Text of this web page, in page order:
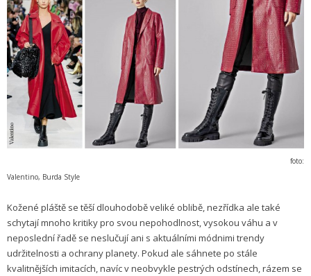
foto:
Valentino, Burda Style
Kožené pláště se těší dlouhodobě veliké oblibě, nezřídka ale také
schytají mnoho kritiky pro svou nepohodlnost, vysokou váhu a v
neposlední řadě se neslučují ani s aktuálními módnimi trendy
udržitelnosti a ochrany planety. Pokud ale sáhnete po stále
kvalitnějších imitacích, navíc v neobvykle pestrých odstínech, rázem se